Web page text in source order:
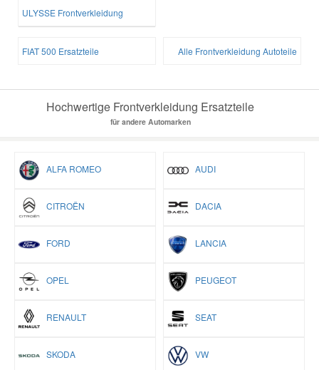
ULYSSE Frontverkleidung
FIAT 500 Ersatzteile Alle Frontverkleidung Autoteile
Hochwertige Frontverkleidung Ersatzteile
für andere Automarken
ALFA ROMEO AUDI
CITROËN DACIA
FORD LANCIA
OPEL PEUGEOT
RENAULT SEAT
SKODA VW